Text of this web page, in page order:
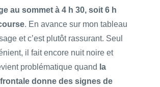
au sommet à 4 h 30, soit 6 h
. En avance sur mon tableau
et c’est plutôt rassurant. Seul
il fait encore nuit noire et
problématique quand la
frontale donne des signes de